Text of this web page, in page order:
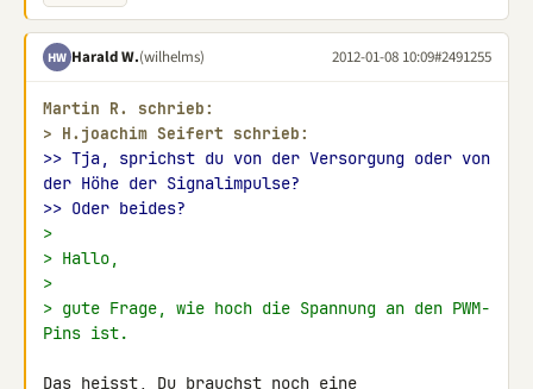
HW Harald W.(wilhelms) 2012-01-08 10:09#2491255
Martin R. schrieb:
> H.joachim Seifert schrieb:
>> Tja, sprichst du von der Versorgung oder von
der Höhe der Signalimpulse?
>> Oder beides?
>
> Hallo,
>
> gute Frage, wie hoch die Spannung an den PWM-
Pins ist.
Das heisst, Du brauchst noch eine